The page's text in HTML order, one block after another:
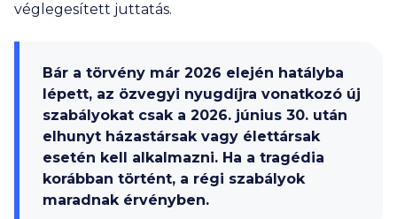
véglegesített juttatás.
Bár a törvény már 2026 elején hatályba
lépett, az özvegyi nyugdíjra vonatkozó új
szabályokat csak a 2026. június 30. után
elhunyt házastársak vagy élettársak
esetén kell alkalmazni. Ha a tragédia
korábban történt, a régi szabályok
maradnak érvényben.